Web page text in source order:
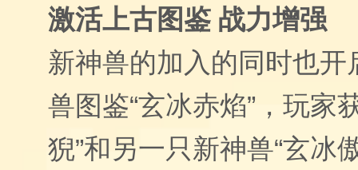
激活上古图鉴 战力增强
新神兽的加入的同时也开
兽图鉴“玄冰赤焰”，玩家
猊”和另一只新神兽“玄冰